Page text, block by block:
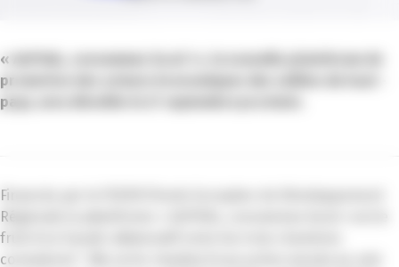
« ALPIVAL, consommez local ! », la nouvelle plateforme de
promotion des acteurs économiques des vallées du haut -
pays, sera dévoilée le 27 septembre prochain.
Financée par le FEDER (Fonds Européen de Développement
Régional), la plateforme « ALPIVAL, consommez local » est le
fruit d’un travail collaboratif entre les trois chambres
consulaires*. Elle est le résultat d’une action menée au sein